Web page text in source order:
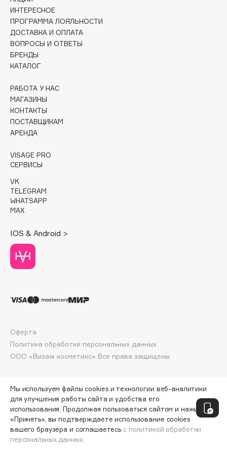
Collagenina
Consly
Corimo
CosRX
Cunzite
Curaprox
d'Alba
DARLING*
Darphin
Deonica
Dessange
Dior
Dolomit
DP Daily Perfection
Dr. Vranjes Firenze
Dr.Althea
Dr.Jart+
DSD de Luxe
Dyson
ДОБАВИТЬ В КОРЗИНУ
ИНТЕРЕСНОЕ
ПРОГРАММА ЛОЯЛЬНОСТИ
ДОСТАВКА И ОПЛАТА
ВОПРОСЫ И ОТВЕТЫ
БРЕНДЫ
КАТАЛОГ
РАБОТА У НАС
МАГАЗИНЫ
КОНТАКТЫ
ПОСТАВЩИКАМ
АРЕНДА
VISAGE PRO
СЕРВИСЫ
VK
TELEGRAM
WHATSAPP
MAX
IOS & Android >
ООО «Визаж косметикс» Все права защищены
Оферта
Политика обработки персональных данных
Мы используем файлы cookies и технологии веб-аналитики
для улучшения работы сайта и удобства его
использования. Продолжая пользоваться сайтом и нажимая
«Принять», вы подтверждаете использование cookies
вашего браузера и соглашаетесь с политикой обработки
персональных данных.